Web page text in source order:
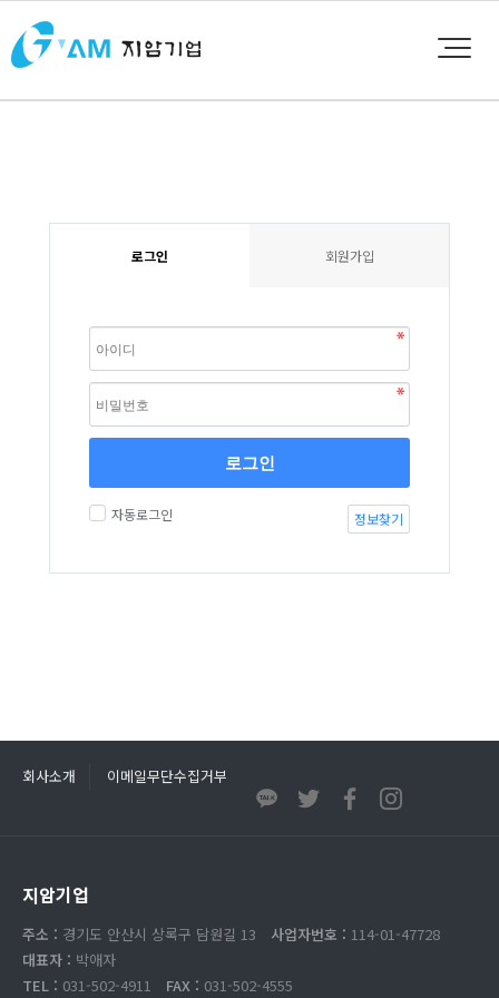
로그인 회원가입
로그인
자동로그인 정보찾기
회사소개 이메일무단수집거부
지암기업
주소 : 경기도 안산시 상록구 담원길 13 사업자번호 : 114-01-47728
대표자 : 박애자
TEL : 031-502-4911 FAX : 031-502-4555